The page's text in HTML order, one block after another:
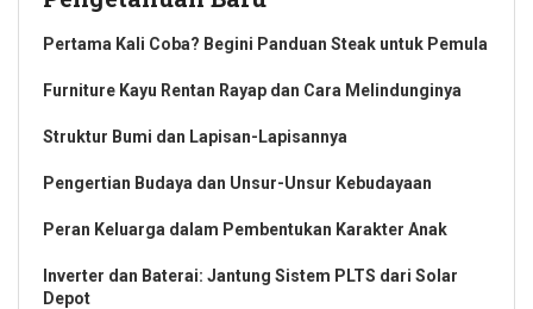
Pertama Kali Coba? Begini Panduan Steak untuk Pemula
Furniture Kayu Rentan Rayap dan Cara Melindunginya
Struktur Bumi dan Lapisan-Lapisannya
Pengertian Budaya dan Unsur-Unsur Kebudayaan
Peran Keluarga dalam Pembentukan Karakter Anak
Inverter dan Baterai: Jantung Sistem PLTS dari Solar
Depot